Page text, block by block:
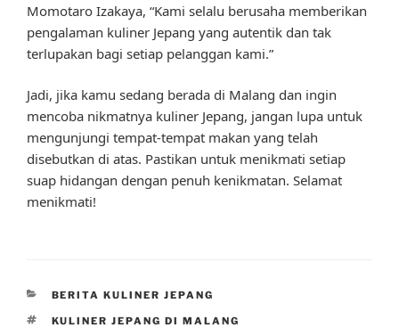
Momotaro Izakaya, “Kami selalu berusaha memberikan
pengalaman kuliner Jepang yang autentik dan tak
terlupakan bagi setiap pelanggan kami.”
Jadi, jika kamu sedang berada di Malang dan ingin
mencoba nikmatnya kuliner Jepang, jangan lupa untuk
mengunjungi tempat-tempat makan yang telah
disebutkan di atas. Pastikan untuk menikmati setiap
suap hidangan dengan penuh kenikmatan. Selamat
menikmati!
CATEGORIES
BERITA KULINER JEPANG
TAGS
KULINER JEPANG DI MALANG